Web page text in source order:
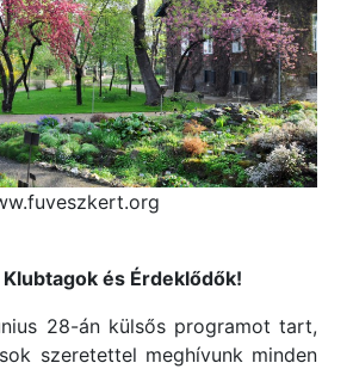
Klubtagok és Érdeklődők!
28-án külsős programot tart,
szeretettel meghívunk minden